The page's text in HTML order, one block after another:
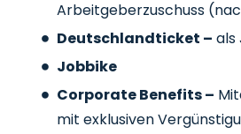
Arbeitgeberzuschuss
Deutschlandticket – als
Jobbike
Corporate Benefits –
mit exklusiven